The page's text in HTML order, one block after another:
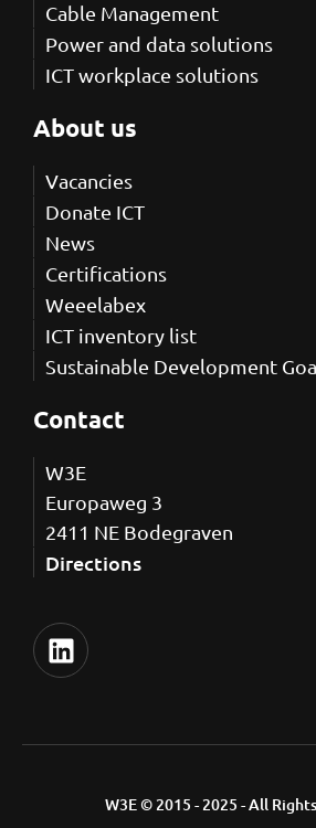
Cable Management
Power and data solutions
ICT workplace solutions
About us
Vacancies
Donate ICT
News
Certifications
Weeelabex
ICT inventory list
Sustainable Development
Contact
W3E
Europaweg 3
2411 NE Bodegraven
Directions
W3E © 2015 - 2025 - All